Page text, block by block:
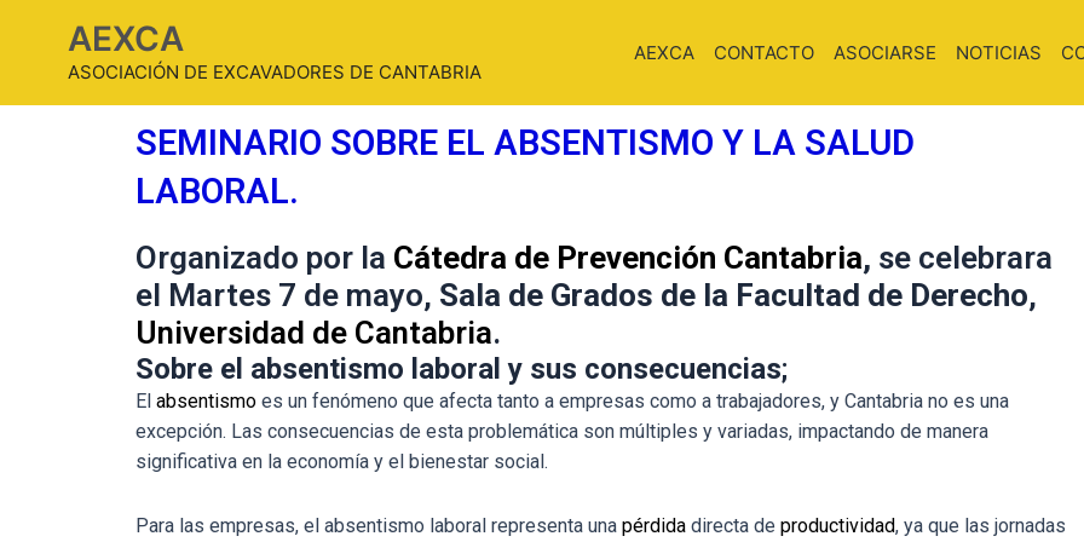
AEXCA
ASOCIACIÓN DE EXCAVADORES DE CANTABRIA
AEXCA CONTACTO ASOCIARSE NOTICIAS
SEMINARIO SOBRE EL ABSENTISMO Y LA SALUD
LABORAL.
Organizado por la Cátedra de Prevención Cantabria, se celebrara
el Martes 7 de mayo, Sala de Grados de la Facultad de Derecho,
Universidad de Cantabria.
Sobre el absentismo laboral y sus consecuencias;
El absentismo es un fenómeno que afecta tanto a empresas como a trabajadores, y Cantabria no es una
excepción. Las consecuencias de esta problemática son múltiples y variadas, impactando de manera
significativa en la economía y el bienestar social.
Para las empresas, el absentismo laboral representa una pérdida directa de productividad, ya que las jornadas